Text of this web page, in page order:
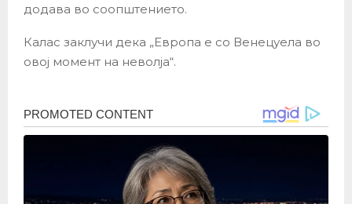
додава во соопштението.
Калас заклучи дека „Европа е со Венецуела во
овој момент на неволја“.